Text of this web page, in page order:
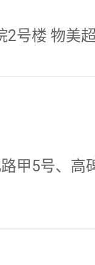
号楼 物美
甲5号、高